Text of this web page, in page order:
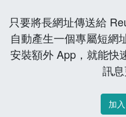
只要將長網址傳送給
自動產生一個專屬短網
安裝額外 App，就能快
訊息
加